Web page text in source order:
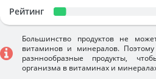
Рейтинг
Большинство продуктов не
витаминов и минералов.
разннообразные продукты,
организма в витаминах и